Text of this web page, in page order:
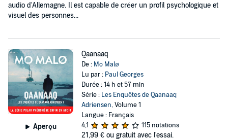
audio d'Allemagne. Il est capable de créer un profil psychologique et
visuel des personnes...
Aperçu
Qaanaaq
De : Mo Malø
Lu par : Paul Georges
Durée : 14 h et 57 min
Série : Les Enquêtes de Qaanaaq
Adriensen, Volume 1
Langue : Français
4,1
115 notations
21,99 € ou gratuit avec l'essai.